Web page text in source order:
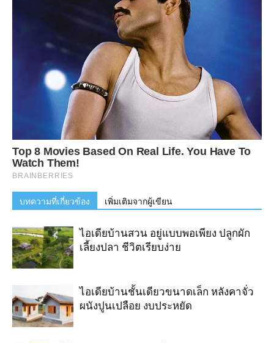
บทความที่เกี่ยวข้อง เพิ่มเติมจากผู้เขียน
ไอเดียบ้านสวน อยู่แบบพอเพียง ปลูกผัก
เลี้ยงปลา ชีวิตเรียบง่าย
ไอเดียบ้านชั้นเดียวขนาดเล็ก หลังคาจั่ว
ผนังปูนเปลือย งบประหยัด